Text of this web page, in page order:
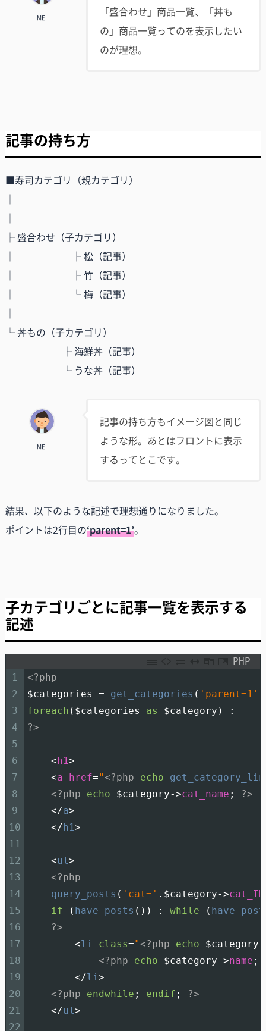
ME
「盛合わせ」商品一覧、「丼も
の」商品一覧ってのを表示したい
のが理想。
記事の持ち方
■寿司カテゴリ（親カテゴリ）
│
│
├ 盛合わせ（子カテゴリ）
│ ├ 松（記事）
│ ├ 竹（記事）
│ └ 梅（記事）
│
└ 丼もの（子カテゴリ）
├ 海鮮丼（記事）
└ うな丼（記事）
ME
記事の持ち方もイメージ図と同じ
ような形。あとはフロントに表示
するってとこです。
結果、以下のような記述で理想通りになりました。
ポイントは2行目の‘parent=1’。
子カテゴリごとに記事一覧を表示する
記述
PHP
1
2
3
4
5
6
7
8
9
10
11
12
13
14
15
16
17
18
19
20
21
22
<?php
$categories
= get_categories ( 'parent=1'
foreach ( $categories as $category )
:
?>
< h1>
<a href="<?php echo
<?php
echo $category->cat_name ;
?>
</a>
</ h1>
<ul>
<?php
query_posts ( 'cat=' . $category->cat_ID
if
( have_posts ( ) ) : while (
?>
<li class="<?php echo $category
<?php
echo $category->name ;
</li>
<?php
endwhile ; endif ;
?>
</ul>